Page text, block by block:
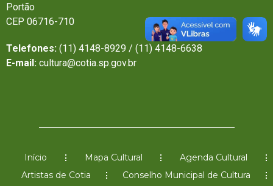
Portão
CEP 06716-710
Telefones: (11) 4148-8929 / (11) 4148-6638
E-mail: cultura@cotia.sp.gov.br
Início Mapa Cultural
Agenda Cultural
Artistas de Cotia
Conselho Municipal de Cultura